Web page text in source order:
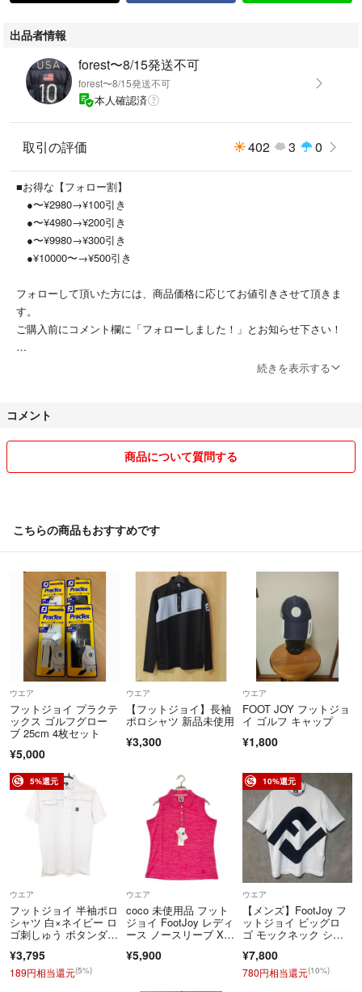
●素材→写真の通り
●カラー→ベージュ
肩幅/身幅/袖丈/着丈
出品者情報
forest〜8/15発送不可
forest〜8/15発送不可
本人確認済
取引の評価 402 3 0
■お得な【フォロー割】
●〜¥2980→¥100引き
●〜¥4980→¥200引き
●〜¥9980→¥300引き
●¥10000〜→¥500引き
フォローして頂いた方には、商品価格に応じてお値引きさせて頂きま
す。
ご購入前にコメント欄に「フォローしました！」とお知らせ下さい！
スムーズで気持ち良い取引のために、誠心誠意対応させて頂きますの
------------------------------------------
■優先順位■
他の方のコメントがある場合でも基本的には、即購入してくださる方を
優先させていただきます。
■USED■
状態の良い古着を厳選して出品していますが、ヴィンテージアイテムに
なりますので、抵抗のある方や、新品をお求めの方はご遠慮ください。
多少の使用感や汚れなどはご理解いただける方のみご購入をお願いしま
す。
■取り置き■
基本的には取り置きは承っておりません。
どうしてもご希望の場合は、購入が確実で且つ、１週間以内にご購入の
多数出品していますので、着画はお断りしていますので、ご了承くださ
い。
■発送■
購入後、２日以内に発送します！
続きを表示する
コメント
商品について質問する
こちらの商品もおすすめです
ウエア
フットジョイ プラクテ
ックス ゴルフグロー
ブ 25cm 4枚セット
¥5,000
ウエア
【フットジョイ】長袖
ポロシャツ 新品未使用
¥3,300
ウエア
FOOT JOY フットジョ
イ ゴルフ キャップ
¥1,800
5%還元
ウエア
フットジョイ 半袖ポロ
シャツ 白×ネイビー ロ
ゴ刺しゅう ボタンダウ
ェア FootJoy
¥3,795
189円相当還元(5%)
ウエア
coco 未使用品 フット
ジョイ FootJoy レディ
ース ノースリーブ X
ツ ストレッチ メラン
¥5,900
10%還元
ウエア
【メンズ】FootJoy フ
ットジョイ ビッグロ
ゴ モックネック シャ
¥7,800
780円相当還元(10%)